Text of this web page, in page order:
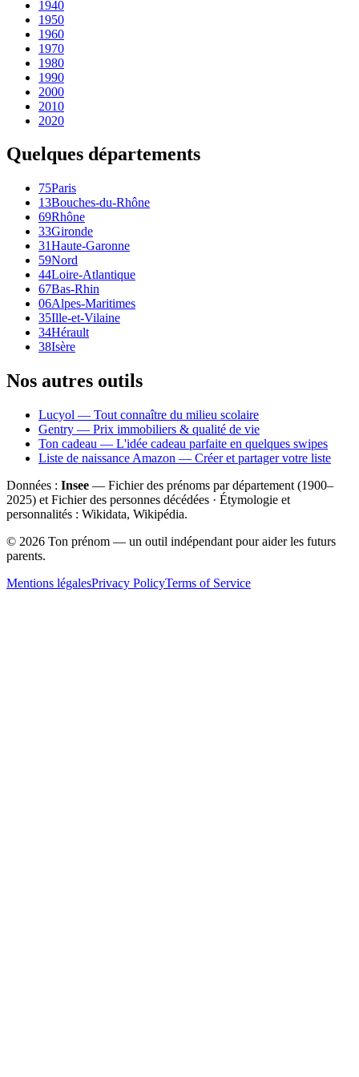
1940
1950
1960
1970
1980
1990
2000
2010
2020
Quelques départements
75Paris
13Bouches-du-Rhône
69Rhône
33Gironde
31Haute-Garonne
59Nord
44Loire-Atlantique
67Bas-Rhin
06Alpes-Maritimes
35Ille-et-Vilaine
34Hérault
38Isère
Nos autres outils
Lucyol — Tout connaître du milieu scolaire
Gentry — Prix immobiliers & qualité de vie
Ton cadeau — L'idée cadeau parfaite en quelques swipes
Liste de naissance Amazon — Créer et partager votre liste
Données : Insee — Fichier des prénoms par département (1900–
2025) et Fichier des personnes décédées · Étymologie et
personnalités : Wikidata, Wikipédia.
© 2026 Ton prénom — un outil indépendant pour aider les futurs
parents.
Mentions légalesPrivacy PolicyTerms of Service